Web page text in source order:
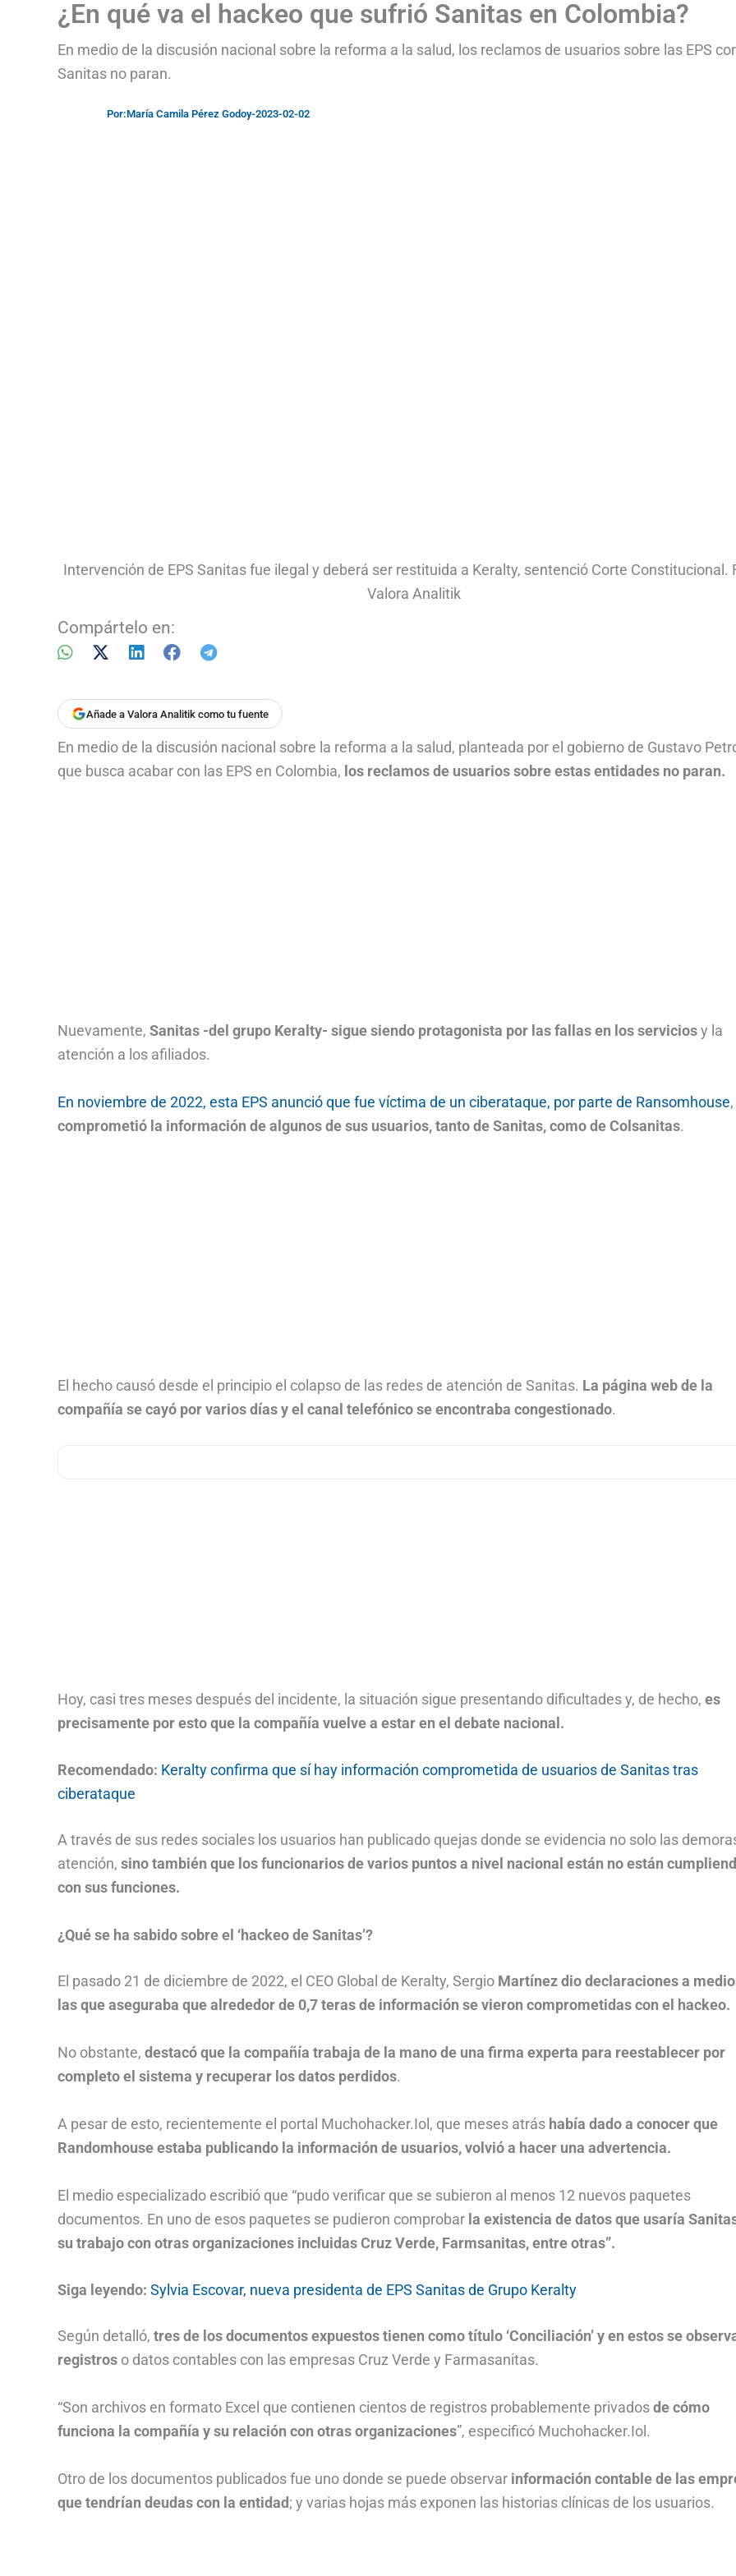
¿En qué va el hackeo que sufrió Sanitas en Colombia?
En medio de la discusión nacional sobre la reforma a la salud, los reclamos de usuarios sobre las EPS
Sanitas no paran.
Por:María Camila Pérez Godoy-2023-02-02
Intervención de EPS Sanitas fue ilegal y deberá ser restituida a Keralty, sentenció Corte Constitucional.
Valora Analitik
Compártelo en:
Añade a Valora Analitik como tu fuente
En medio de la discusión nacional sobre la reforma a la salud, planteada por el gobierno de Gustavo
que busca acabar con las EPS en Colombia, los reclamos de usuarios sobre estas entidades no paran.
Nuevamente, Sanitas -del grupo Keralty- sigue siendo protagonista por las fallas en los serviciosy la
atención a los afiliados.
En noviembre de 2022, esta EPS anunció que fue víctima de un ciberataque, por parte de Ransomhouse,
comprometió la información de algunos de sus usuarios, tanto de Sanitas, como de Colsanitas.
El hecho causó desde el principio el colapso de las redes de atención de Sanitas. La página web de la
compañía se cayó por varios días y el canal telefónico se encontraba congestionado.
Hoy, casi tres meses después del incidente, la situación sigue presentando dificultades y, de hecho, es
precisamente por esto que la compañía vuelve a estar en el debate nacional.
Recomendado: Keralty confirma que sí hay información comprometida de usuarios de Sanitas tras
ciberataque
A través de sus redes sociales los usuarios han publicado quejas donde se evidencia no solo las
atención, sino también que los funcionarios de varios puntos a nivel nacional están no están
con sus funciones.
¿Qué se ha sabido sobre el ‘hackeo de Sanitas’?
El pasado 21 de diciembre de 2022, el CEO Global de Keralty, Sergio Martínez dio declaraciones a
las que aseguraba que alrededor de 0,7 teras de información se vieron comprometidas con el hackeo.
No obstante, destacó que la compañía trabaja de la mano de una firma experta para reestablecer por
completo el sistema y recuperar los datos perdidos.
A pesar de esto, recientemente el portal Muchohacker.Iol, que meses atrás había dado a conocer que
Randomhouse estaba publicando la información de usuarios, volvió a hacer una advertencia.
El medio especializado escribió que “pudo verificar que se subieron al menos 12 nuevos paquetes
documentos. En uno de esos paquetes se pudieron comprobar la existencia de datos que usaría
su trabajo con otras organizaciones incluidas Cruz Verde, Farmsanitas, entre otras”.
Siga leyendo: Sylvia Escovar, nueva presidenta de EPS Sanitas de Grupo Keralty
Según detalló, tres de los documentos expuestos tienen como título ‘Conciliación’ y en estos se
registros o datos contables con las empresas Cruz Verde y Farmasanitas.
“Son archivos en formato Excel que contienen cientos de registros probablemente privadosde cómo
funciona la compañía y su relación con otras organizaciones”, especificó Muchohacker.Iol.
Otro de los documentos publicados fue uno donde se puede observar información contable de las
que tendrían deudas con la entidad; y varias hojas más exponen las historias clínicas de los usuarios.